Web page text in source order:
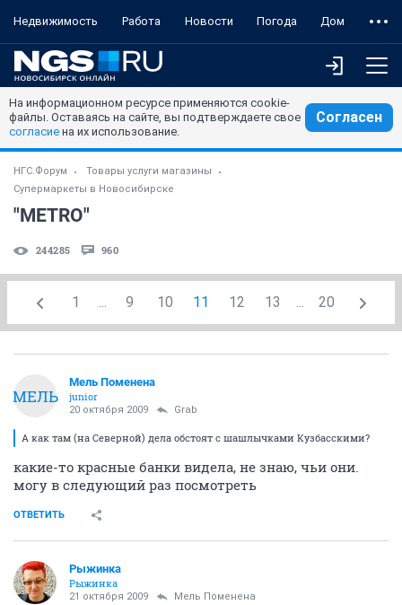
Недвижимость Работа Новости Погода Дом
На информационном ресурсе применяются cookie-
файлы. Оставаясь на сайте, вы подтверждаете свое
согласие на их использование.
Согласен
НГС.Форум
Товары услуги магазины
Супермаркеты в Новосибирске
"METRO"
244285 960
1 ... 9 10 11 12 13 ... 20
МЕЛЬ
Мель Поменена
junior
20 октября 2009 Grab
А как там (на Северной) дела обстоят с шашлычками Кузбасскими?
какие-то красные банки видела, не знаю, чьи они.
могу в следующий раз посмотреть
ОТВЕТИТЬ
Рыжинка
Рыжинка
21 октября 2009 Мель Поменена